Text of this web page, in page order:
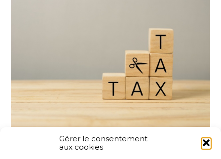
Gérer le consentement
aux cookies